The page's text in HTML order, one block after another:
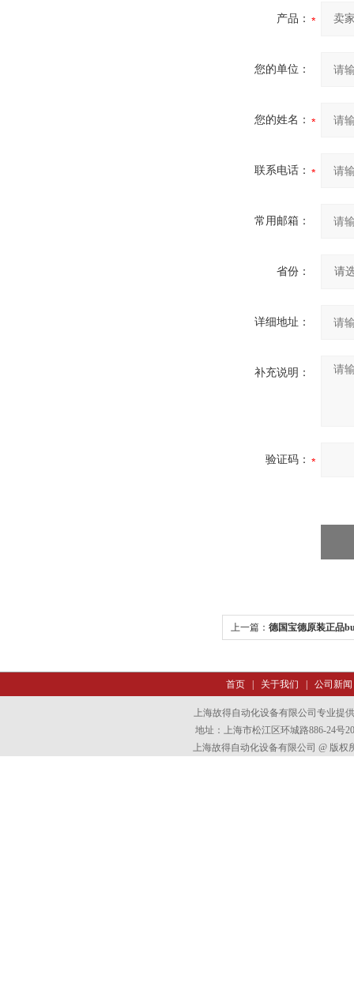
产品：
您的单位：
您的姓名：
联系电话：
常用邮箱：
省份：
详细地址：
补充说明：
验证码：
上一篇： 德国宝德原装正品
首页| 关于我们 公司新闻
上海故得自动化设备有限公司专业提供
地址：上海市松江区环城路886-24号
上海故得自动化设备有限公司 @ 版权